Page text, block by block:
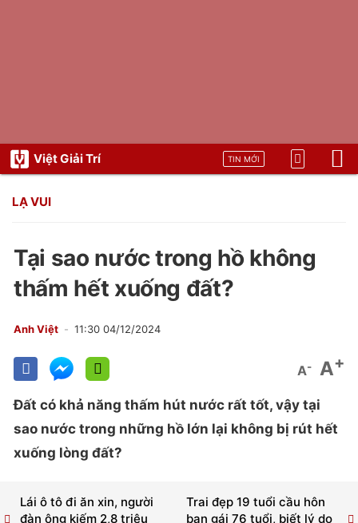
Việt Giải Trí TIN MỚI
LẠ VUI
Tại sao nước trong hồ không
thấm hết xuống đất?
Anh Việt 11:30 04/12/2024
A- A+
Đất có khả năng thấm hút nước rất tốt, vậy tại
sao nước trong những hồ lớn lại không bị rút hết
xuống lòng đất?
Trai đẹp 19 tuổi cầu hôn
bạn gái 76 tuổi, biết lý do
Lái ô tô đi ăn xin, người
đàn ông kiếm 2,8 triệu